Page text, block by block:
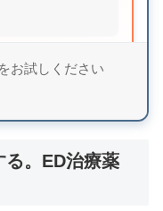
りながら、日本人
細確認
お試しください
。ED治療薬